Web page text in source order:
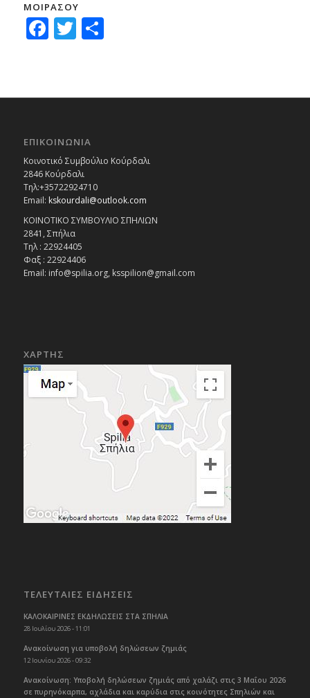
ΜΟΙΡΑΣΟΥ
Facebook
Twitter
Μοιραστείτε
ΕΠΙΚΟΙΝΩΝΙΑ
Κοινοτικό Συμβούλιο Κούρδαλι
2846 Κούρδαλι
Τηλ:+35722924710
Email: kskourdali@outlook.com
ΚΟΙΝΟΤΙΚΟ ΣΥΜΒΟΥΛΙΟ ΣΠΗΛΙΩΝ
2841, Σπήλια
Τηλ : 22924405
Φαξ : 22924406
Email: info@spilia.org, ksspilion@gmail.com
ΧΑΡΤΗΣ
ΤΕΛΕΥΤΑΙΕΣ ΕΙΔΗΣΕΙΣ
ΚΑΛΟΚΑΙΡΙΝΕΣ ΕΚΔΗΛΩΣΕΙΣ ΣΤΑ ΣΠΗΛΙΑ
28 Ιουλίου 2026 - 11:01
Ανακοίνωση για υποβολή δηλώσεων ζημιάς
12 Ιουνίου 2026 - 09:32
Ανακοίνωση: Υποβολή δηλώσεων ζημιάς από χαλάζι στις 3 Μαΐου 2026
σε πυρηνόκαρπα, αχλάδια και καρύδια στις κοινότητες Σπηλιών και